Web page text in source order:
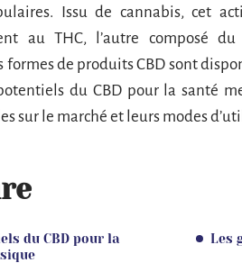
Issu de cannabis, cet
au THC, l’autre composé
de produits CBD sont
du CBD pour la santé
sur le marché et leurs modes
du CBD pour la
Les